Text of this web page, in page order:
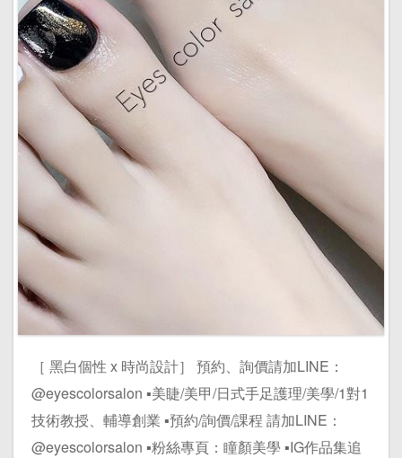
［ 黑白個性 x 時尚設計］ 預約、詢價請加LINE：
@eyescolorsalon ▪️美睫/美甲/日式手足護理/美學/1對1
技術教授、輔導創業 ▪️預約/詢價/課程 請加LINE：
@eyescolorsalon ▪️粉絲專頁：瞳顏美學 ▪️IG作品集追